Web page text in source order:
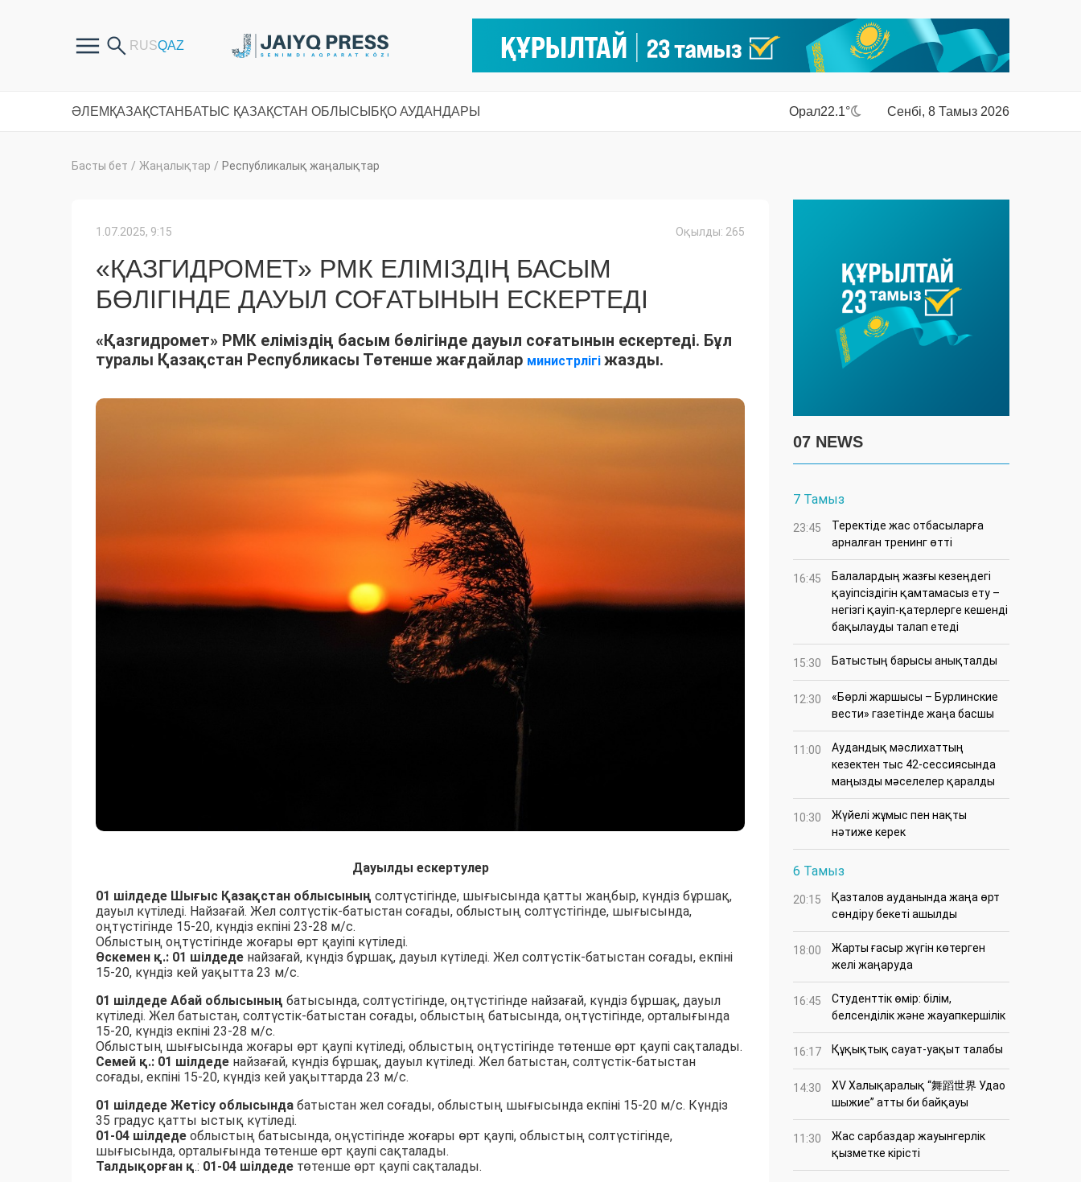
ӘЛЕМ ҚАЗАҚСТАН БАТЫС ҚАЗАҚСТАН ОБЛЫСЫ БҚО АУДАНДАРЫ Орал22.1° Сенбі, 8 Тамыз 2026
Басты бет / Жаңалықтар / Республикалық жаңалықтар
1.07.2025, 9:15 Оқылды: 265
«ҚАЗГИДРОМЕТ» РМК ЕЛІМІЗДІҢ БАСЫМ
БӨЛІГІНДЕ ДАУЫЛ СОҒАТЫНЫН ЕСКЕРТЕДІ
«Қазгидромет» РМК еліміздің басым бөлігінде дауыл соғатынын ескертеді. Бұл
туралы Қазақстан Республикасы Төтенше жағдайлар министрлігі жазды.
Дауылды ескертулер
01 шілдеде Шығыс Қазақстан облысының солтүстігінде, шығысында қатты жаңбыр, күндіз бұршақ,
дауыл күтіледі. Найзағай. Жел солтүстік-батыстан соғады, облыстың солтүстігінде, шығысында,
оңтүстігінде 15-20, күндіз екпіні 23-28 м/с.
Облыстың оңтүстігінде жоғары өрт қауіпі күтіледі.
Өскемен қ.: 01 шілдеде найзағай, күндіз бұршақ, дауыл күтіледі. Жел солтүстік-батыстан соғады, екпіні
15-20, күндіз кей уақытта 23 м/с.
01 шілдеде Абай облысының батысында, солтүстігінде, оңтүстігінде найзағай, күндіз бұршақ, дауыл
күтіледі. Жел батыстан, солтүстік-батыстан соғады, облыстың батысында, оңтүстігінде, орталығында
15-20, күндіз екпіні 23-28 м/с.
Облыстың шығысында жоғары өрт қаупі күтіледі, облыстың оңтүстігінде төтенше өрт қаупі сақталады.
Семей қ.: 01 шілдеде найзағай, күндіз бұршақ, дауыл күтіледі. Жел батыстан, солтүстік-батыстан
соғады, екпіні 15-20, күндіз кей уақыттарда 23 м/с.
01 шілдеде Жетісу облысында батыстан жел соғады, облыстың шығысында екпіні 15-20 м/с. Күндіз
35 градус қатты ыстық күтіледі.
01-04 шілдеде облыстың батысында, оңүстігінде жоғары өрт қаупі, облыстың солтүстігінде,
шығысында, орталығында төтенше өрт қаупі сақталады.
Талдықорған қ.: 01-04 шілдеде төтенше өрт қаупі сақталады.
07 NEWS
7 Тамыз
23:45
​Теректіде жас отбасыларға
арналған тренинг өтті
16:45
Балалардың жазғы кезеңдегі
қауіпсіздігін қамтамасыз ету –
негізгі қауіп-қатерлерге кешенді
бақылауды талап етеді
15:30 Батыстың барысы анықталды
12:30
«Бөрлі жаршысы – Бурлинские
вести» газетінде жаңа басшы
11:00
Аудандық мәслихаттың
кезектен тыс 42-сессиясында
маңызды мәселелер қаралды
10:30
Жүйелі жұмыс пен нақты
нәтиже керек
6 Тамыз
20:15
Қазталов ауданында жаңа өрт
сөндіру бекеті ашылды
18:00
Жарты ғасыр жүгін көтерген
желі жаңаруда
16:45
Студенттік өмір: білім,
белсенділік және жауапкершілік
16:17 Құқықтық сауат-уақыт талабы
14:30
XV Халықаралық “舞蹈世界 Удао
шыжие” атты би байқауы
11:30
Жас сарбаздар жауынгерлік
қызметке кірісті